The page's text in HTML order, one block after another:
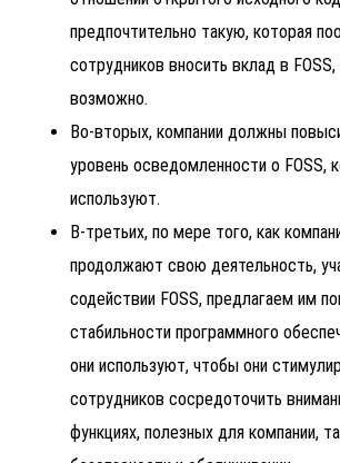
предпочтительно такую, которая
сотрудников вносить вклад в
возможно.
Во-вторых, компании должны
уровень осведомленности о FOSS,
используют.
В-третьих, по мере того, как
продолжают свою деятельность,
содействии FOSS, предлагаем им
стабильности программного
они используют, чтобы они
сотрудников сосредоточить
функциях, полезных для компании,